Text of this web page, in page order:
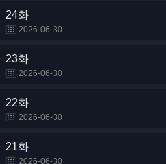
24화
2026-06-30
23화
2026-06-30
22화
2026-06-30
21화
2026-06-30